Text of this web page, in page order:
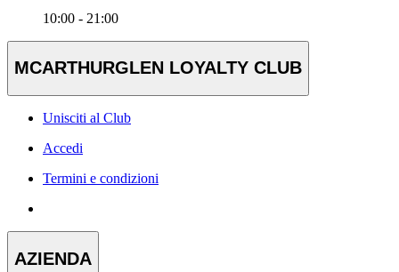
10:00 - 21:00
MCARTHURGLEN LOYALTY CLUB
Unisciti al Club
Accedi
Termini e condizioni
AZIENDA